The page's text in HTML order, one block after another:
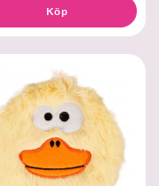
Köp